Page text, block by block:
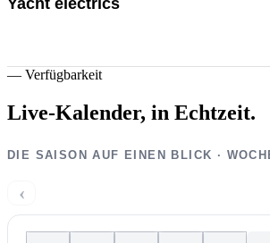
— Verfügbarkeit
Live-Kalender, in Echtzeit.
DIE SAISON AUF EINEN BLICK ·
‹